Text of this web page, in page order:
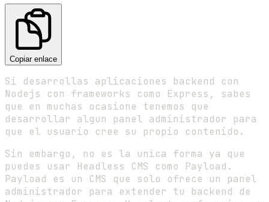
Copiar enlace
Si desarrollas aplicaciones backend con
Nodejs con frameworks como Express, sabes
que en muchas ocasione tenemos que
desarrollar algun panel administrador para
que el usuario cree su propio contenido.
Sin embargo, no es la unica forma ya que
puedes usar Headless CMS como Payload.
Payload es un CMS que solo ofrece un panel
administrador para extender tu backend de